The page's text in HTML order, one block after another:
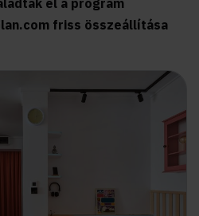
el a program
friss összeállítása